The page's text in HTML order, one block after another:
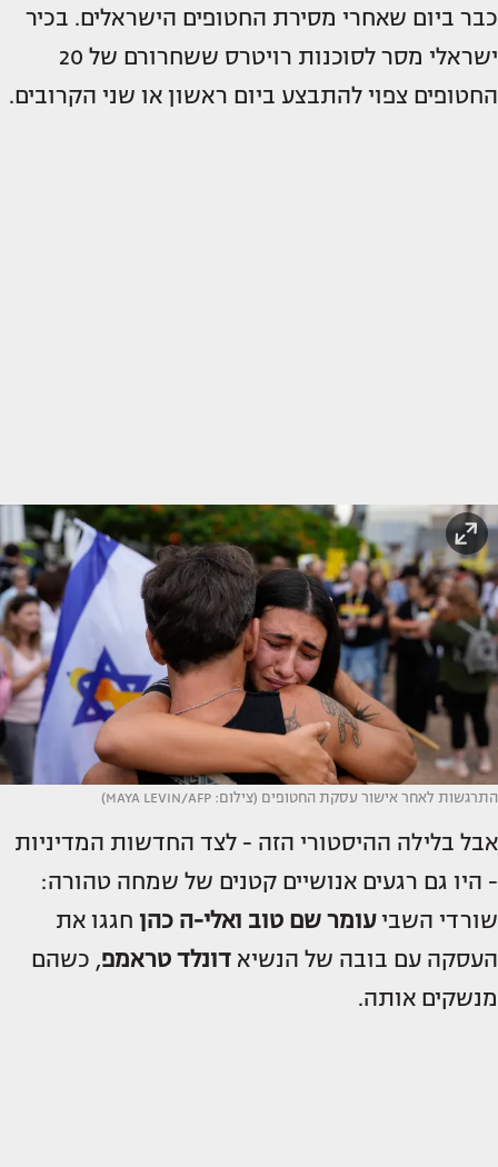
כבר ביום שאחרי מסירת החטופים הישראלים. בכיר
ישראלי מסר לסוכנות רויטרס ששחרורם של 20
החטופים צפוי להתבצע ביום ראשון או שני הקרובים.
התרגשות לאחר אישור עסקת החטופים (צילום: MAYA LEVIN/AFP)
אבל בלילה ההיסטורי הזה - לצד החדשות המדיניות
- היו גם רגעים אנושיים קטנים של שמחה טהורה:
שורדי השביעומר שם טוב ואלי-ה כהן חגגו את
העסקה עם בובה של הנשיא דונלד טראמפ, כשהם
מנשקים אותה.